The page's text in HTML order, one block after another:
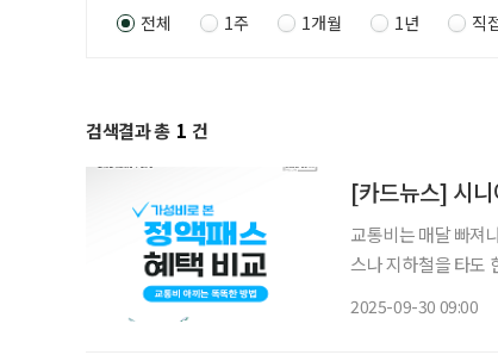
전체 1주 1개월 1년 직
검색결과 총 1 건
[카드뉴스] 시
교통비는 매달 빠져
스나 지하철을 타도
2025-09-30 09:00